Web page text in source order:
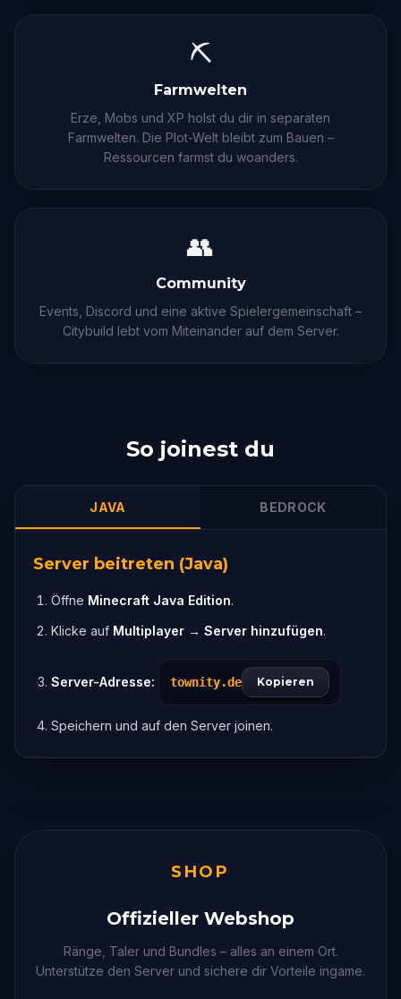
⛏
Farmwelten
Erze, Mobs und XP holst du dir in separaten
Farmwelten. Die Plot-Welt bleibt zum Bauen –
Ressourcen farmst du woanders.
👥
Community
Events, Discord und eine aktive Spielergemeinschaft –
Citybuild lebt vom Miteinander auf dem Server.
So joinest du
JAVA BEDROCK
Server beitreten (Java)
Öffne Minecraft Java Edition.
Klicke auf Multiplayer → Server hinzufügen.
Server-Adresse: townity.de Kopieren
Speichern und auf den Server joinen.
SHOP
Offizieller Webshop
Ränge, Taler und Bundles – alles an einem Ort.
Unterstütze den Server und sichere dir Vorteile ingame.